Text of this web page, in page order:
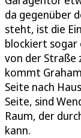
da gegenüber
steht, ist die
blockiert sogar
von der Straße
kommt
Seite nach
Seite, sind
Raum, der
kann.